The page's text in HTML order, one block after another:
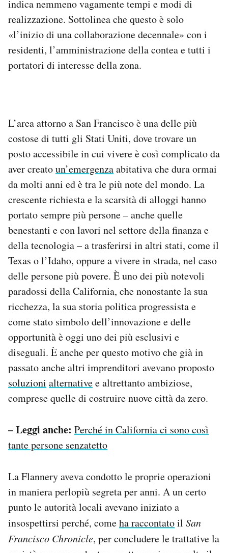
indica nemmeno vagamente tempi e modi di
realizzazione. Sottolinea che questo è solo
«l’inizio di una collaborazione decennale» con i
residenti, l’amministrazione della contea e tutti i
portatori di interesse della zona.
L’area attorno a San Francisco è una delle più
costose di tutti gli Stati Uniti, dove trovare un
posto accessibile in cui vivere è così complicato da
aver creatoun’emergenzaabitativa che dura ormai
da molti anni ed è tra le più note del mondo. La
crescente richiesta e la scarsità di alloggi hanno
portato sempre più persone – anche quelle
benestanti e con lavori nel settore della finanza e
della tecnologia – a trasferirsi in altri stati, come il
Texas o l’Idaho, oppure a vivere in strada, nel caso
delle persone più povere. È uno dei più notevoli
paradossi della California, che nonostante la sua
ricchezza, la sua storia politica progressista e
come stato simbolo dell’innovazione e delle
opportunità è oggi uno dei più esclusivi e
diseguali. È anche per questo motivo che già in
passato anche altri imprenditori avevano proposto
soluzioni alternativee altrettanto ambiziose,
comprese quelle di costruire nuove città da zero.
– Leggi anche: Perché in California ci sono così
tante persone senzatetto
La Flannery aveva condotto le proprie operazioni
in maniera perlopiù segreta per anni. A un certo
punto le autorità locali avevano iniziato a
insospettirsi perché, comeha raccontatoil San
Francisco Chronicle, per concludere le trattative la